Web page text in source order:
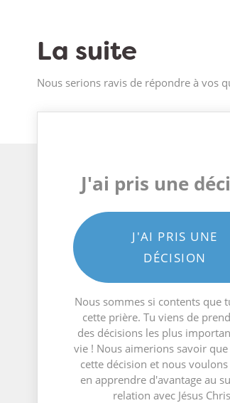
La suite
Nous serions ravis de répondre à vos
J'ai pris une
J'AI PRIS UNE
DÉCISION
Nous sommes si contents que
cette prière. Tu viens de
des décisions les plus
vie ! Nous aimerions savoir
cette décision et nous
en apprendre d'avantage au
relation avec Jésus